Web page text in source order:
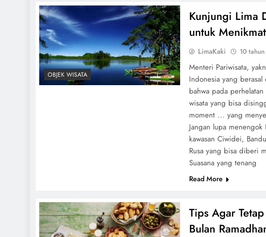
OBJEK WISATA
Kunjungi Lima
untuk
LimaKaki 10
Menteri Pariwisata,
Indonesia yang
bahwa pada
wisata yang bisa
moment ... yang
Jangan lupa menengok
kawasan Ciwidei,
Rusa yang bisa diberi
Suasana yang tenang
Read More
Tips Agar
Bulan